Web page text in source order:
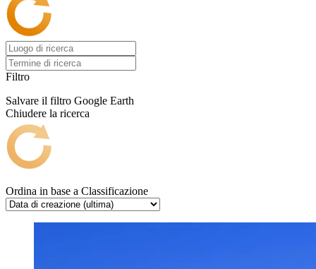
Filtro
Salvare il filtro Google Earth
Chiudere la ricerca
Ordina in base a Classificazione